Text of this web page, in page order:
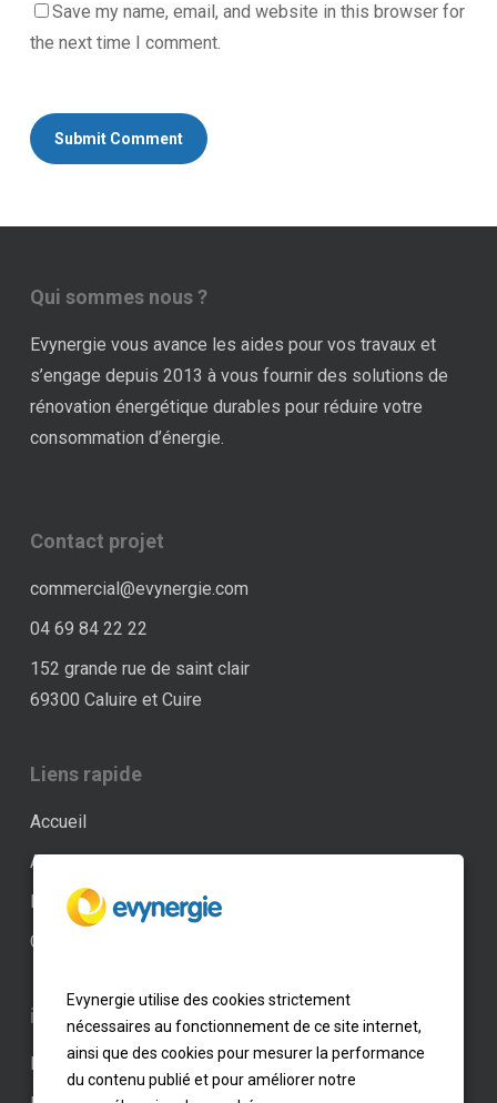
Save my name, email, and website in this browser for
the next time I comment.
Qui sommes nous ?
Evynergie vous avance les aides pour vos travaux et
s’engage depuis 2013 à vous fournir des solutions de
rénovation énergétique durables pour réduire votre
consommation d’énergie.
Contact projet
commercial@evynergie.com
04 69 84 22 22
152 grande rue de saint clair
69300 Caluire et Cuire
Liens rapide
Accueil
Actualités
Professionnel
Contact
informations
Paramètres des cookies
Evynergie utilise des cookies strictement
nécessaires au fonctionnement de ce site internet,
ainsi que des cookies pour mesurer la performance
du contenu publié et pour améliorer notre